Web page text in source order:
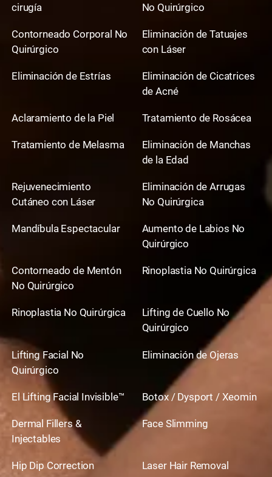
cirugía
No Quirúrgico
Contorneado Corporal No
Quirúrgico
Eliminación de Tatuajes
con Láser
Eliminación de Estrías
Eliminación de Cicatrices
de Acné
Aclaramiento de la Piel Tratamiento de Rosácea
Tratamiento de Melasma
Eliminación de Manchas
de la Edad
Rejuvenecimiento
Cutáneo con Láser
Eliminación de Arrugas
No Quirúrgica
Mandíbula Espectacular
Aumento de Labios No
Quirúrgico
Contorneado de Mentón
No Quirúrgico
Rinoplastia No Quirúrgica
Rinoplastia No Quirúrgica
Lifting de Cuello No
Quirúrgico
Lifting Facial No
Quirúrgico
Eliminación de Ojeras
El Lifting Facial Invisible™ Botox / Dysport / Xeomin
Dermal Fillers &
Injectables
Face Slimming
Hip Dip Correction Laser Hair Removal